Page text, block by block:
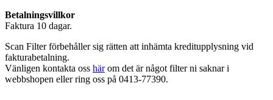
Betalningsvillkor
Faktura 10 dagar.
Scan Filter förbehåller sig rätten att inhämta kreditupplysning vid
fakturabetalning.
Vänligen kontakta oss härom det är något filter ni saknar i
webbshopen eller ring oss på 0413-77390.